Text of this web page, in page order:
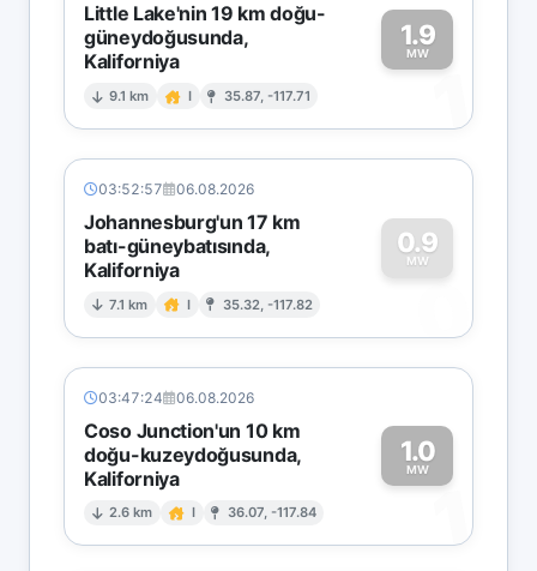
Little Lake'nin 19 km doğu-
güneydoğusunda,
Kaliforniya
9.1 km I 35.87, -117.71
1.9
MW
1
03:52:57 06.08.2026
Johannesburg'un 17 km
batı-güneybatısında,
Kaliforniya
7.1 km I 35.32, -117.82
0.9
MW
0
03:47:24 06.08.2026
Coso Junction'un 10 km
doğu-kuzeydoğusunda,
Kaliforniya
2.6 km I 36.07, -117.84
1.0
MW
1